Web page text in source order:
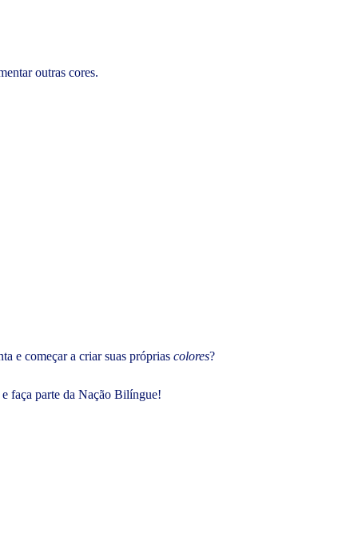
outras cores.
e começar a criar suas próprias colores?
e faça parte da Nação Bilíngue!